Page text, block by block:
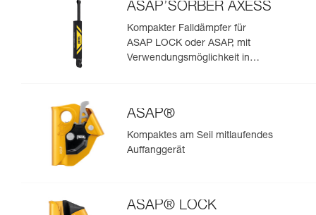
ASAP’SORBER AXESS
Kompakter Falldämpfer für
ASAP LOCK oder ASAP, mit
Verwendungsmöglichkeit in
ASAP®
Kompaktes am Seil mitlaufendes
Auffanggerät
ASAP® LOCK